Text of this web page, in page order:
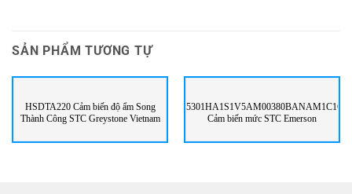
SẢN PHẨM TƯƠNG TỰ
HSDTA220 Cảm biến độ ẩm Song
Thành Công STC Greystone Vietnam
Cảm biến mức STC Emerson